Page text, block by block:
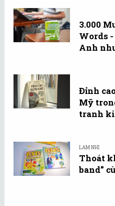
3.000
Words
Anh
Đỉnh
Mỹ
tranh
LAM NHI
Thoát
band”